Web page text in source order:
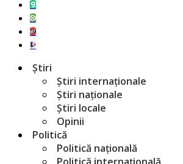
Știri
Știri internaționale
Știri naționale
Știri locale
Opinii
Politică
Politică națională